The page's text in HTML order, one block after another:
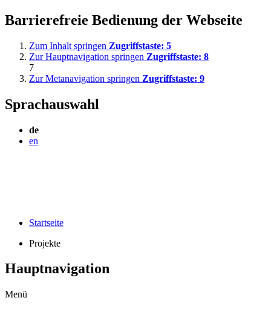
Barrierefreie Bedienung der Webseite
Zum Inhalt springen Zugriffstaste: 5
Zur Hauptnavigation springen Zugriffstaste: 8
7
Zur Metanavigation springen Zugriffstaste: 9
Sprachauswahl
de
en
Startseite
Projekte
Hauptnavigation
Menü